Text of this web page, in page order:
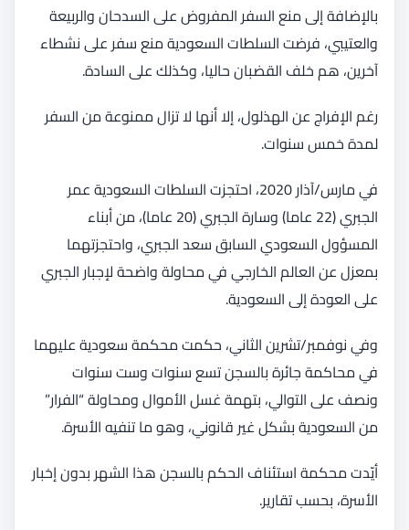
بالإضافة إلى منع السفر المفروض على السدحان والربيعة
والعتيبي، فرضت السلطات السعودية منع سفر على نشطاء
آخرين، هم خلف القضبان حاليا، وكذلك على السادة.
رغم الإفراج عن الهذلول، إلا أنها لا تزال ممنوعة من السفر
لمدة خمس سنوات.
في مارس/آذار 2020، احتجزت السلطات السعودية عمر
الجبري (22 عاما) وسارة الجبري (20 عاما)، من أبناء
المسؤول السعودي السابق سعد الجبري، واحتجزتهما
بمعزل عن العالم الخارجي في محاولة واضحة لإجبار الجبري
على العودة إلى السعودية.
وفي نوفمبر/تشرين الثاني، حكمت محكمة سعودية عليهما
في محاكمة جائرة بالسجن تسع سنوات وست سنوات
ونصف على التوالي، بتهمة غسل الأموال ومحاولة “الفرار”
من السعودية بشكل غير قانوني، وهو ما تنفيه الأسرة.
أيّدت محكمة استئناف الحكم بالسجن هذا الشهر بدون إخبار
الأسرة، بحسب تقارير.